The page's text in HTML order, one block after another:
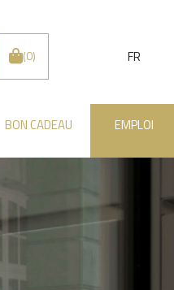
FR
(0)
BON CADEAU EMPLOI